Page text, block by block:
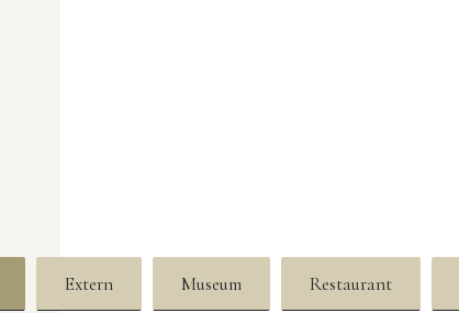
Extern Museum Restaurant